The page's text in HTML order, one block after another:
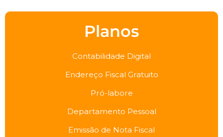
Planos
Contabilidade Digital
Endereço Fiscal Gratuito
Pró-labore
Departamento Pessoal
Emissão de Nota Fiscal